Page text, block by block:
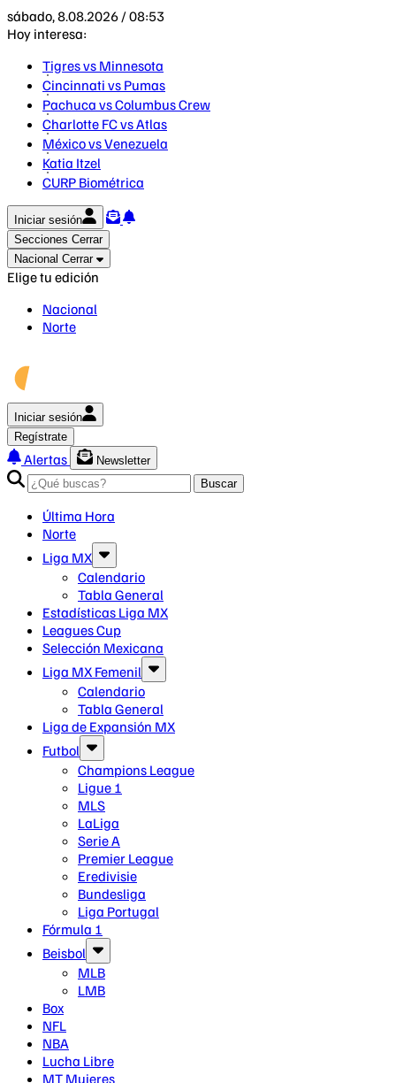
sábado, 8.08.2026 / 08:53
Hoy interesa:
Tigres vs Minnesota
Cincinnati vs Pumas
Pachuca vs Columbus Crew
Charlotte FC vs Atlas
México vs Venezuela
Katia Itzel
CURP Biométrica
Iniciar sesión
Secciones Cerrar
Nacional Cerrar
Elige tu edición
Nacional
Norte
Iniciar sesión
Regístrate
Alertas
Newsletter
Buscar
Última Hora
Norte
Liga MX
Calendario
Tabla General
Estadísticas Liga MX
Leagues Cup
Selección Mexicana
Liga MX Femenil
Calendario
Tabla General
Liga de Expansión MX
Futbol
Champions League
Ligue 1
MLS
LaLiga
Serie A
Premier League
Eredivisie
Bundesliga
Liga Portugal
Fórmula 1
Beisbol
MLB
LMB
Box
NFL
NBA
Lucha Libre
MT Mujeres